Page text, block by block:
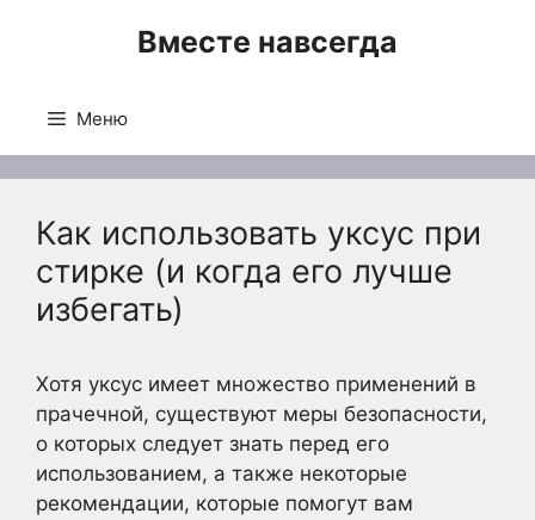
Вместе навсегда
Меню
Как использовать уксус при
стирке (и когда его лучше
избегать)
Хотя уксус имеет множество применений в
прачечной, существуют меры безопасности,
о которых следует знать перед его
использованием, а также некоторые
рекомендации, которые помогут вам